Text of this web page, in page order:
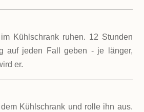
Kühlschrank ruhen. 12 Stunden
auf jeden Fall geben - je länger,
er.
Kühlschrank und rolle ihn aus.